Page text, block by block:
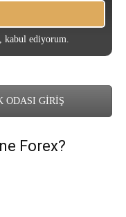
kabul ediyorum.
ODASI GİRİŞ
Forex?